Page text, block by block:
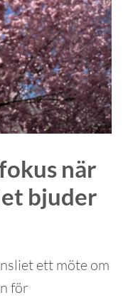
när
bjuder
ett möte om
för